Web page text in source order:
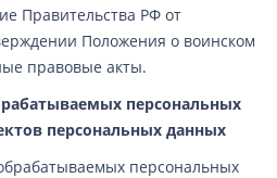
Правительства РФ от
Положения о воинском
правовые акты.
персональных
персональных данных
персональных